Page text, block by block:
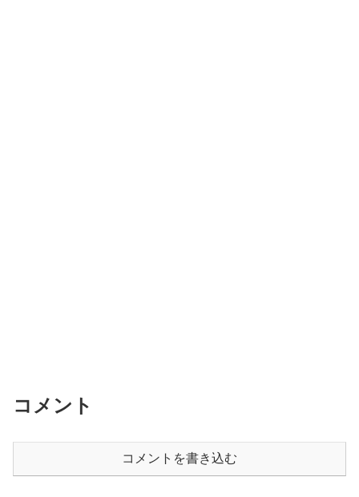
コメント
コメントを書き込む